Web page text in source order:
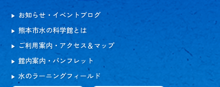
お知らせ・イベントブログ
熊本市水の科学館とは
ご利用案内・アクセス＆マップ
館内案内・パンフレット
水のラーニングフィールド